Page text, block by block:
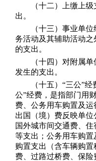
（十二）上缴上
出。
（十三）事业单
务活动及其辅助活动
的支出。
（十四）对附属
发生的支出。
（十五）“三公”
公”经费，是指部门用
费、公务用车购置及
出国（境）费反映单位
国外城市间交通费、
等支出；公务用车购
购置支出（含车辆购
费、过路过桥费、保